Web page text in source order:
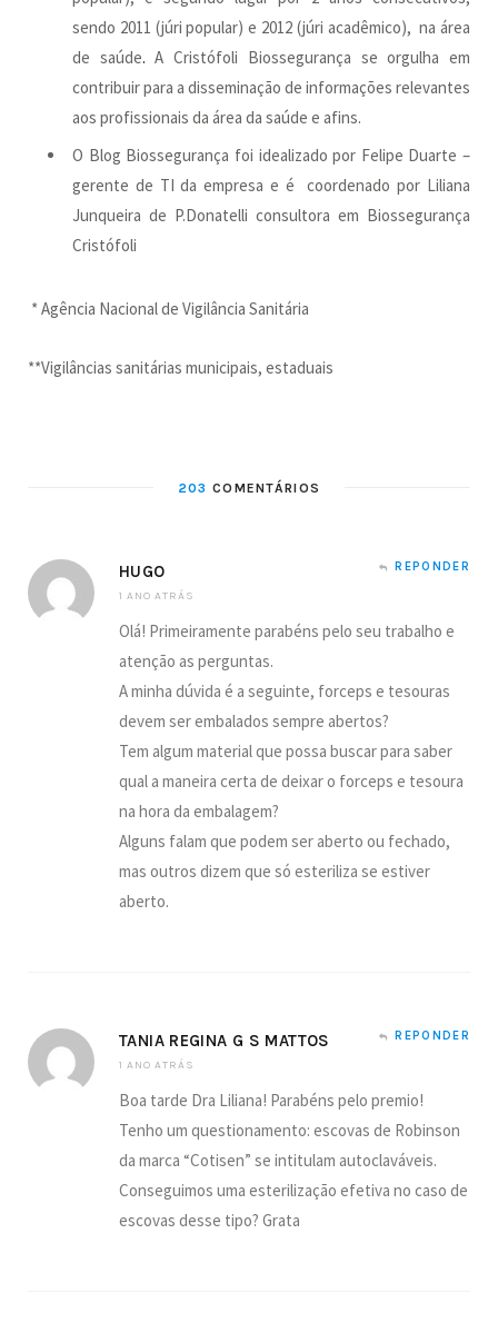
sendo 2011 (júri popular) e 2012 (júri acadêmico), na área
de saúde. A Cristófoli Biossegurança se orgulha em
contribuir para a disseminação de informações relevantes
aos profissionais da área da saúde e afins.
O Blog Biossegurança foi idealizado por Felipe Duarte –
gerente de TI da empresa e é coordenado por Liliana
Junqueira de P.Donatelli consultora em Biossegurança
Cristófoli
* Agência Nacional de Vigilância Sanitária
**Vigilâncias sanitárias municipais, estaduais
203 COMENTÁRIOS
HUGO
1 ANO ATRÁS
REPONDER
Olá! Primeiramente parabéns pelo seu trabalho e
atenção as perguntas.
A minha dúvida é a seguinte, forceps e tesouras
devem ser embalados sempre abertos?
Tem algum material que possa buscar para saber
qual a maneira certa de deixar o forceps e tesoura
na hora da embalagem?
Alguns falam que podem ser aberto ou fechado,
mas outros dizem que só esteriliza se estiver
aberto.
TANIA REGINA G S MATTOS
1 ANO ATRÁS
REPONDER
Boa tarde Dra Liliana! Parabéns pelo premio!
Tenho um questionamento: escovas de Robinson
da marca “Cotisen” se intitulam autoclaváveis.
Conseguimos uma esterilização efetiva no caso de
escovas desse tipo? Grata